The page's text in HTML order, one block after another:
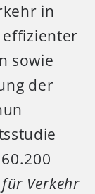
in
effizienter
sowie
der
Verkehr